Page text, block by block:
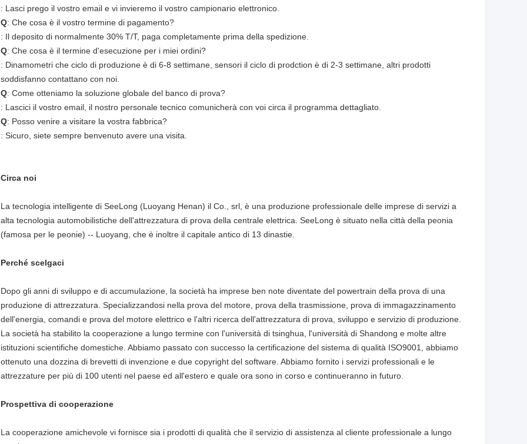
: Lasci prego il vostro email e vi invieremo il vostro campionario elettronico.
Q: Che cosa è il vostro termine di pagamento?
: Il deposito di normalmente 30% T/T, paga completamente prima della spedizione.
Q: Che cosa è il termine d'esecuzione per i miei ordini?
: Dinamometri che ciclo di produzione è di 6-8 settimane, sensori il ciclo di prodction è di 2-3 settimane, altri prodotti
soddisfanno contattano con noi.
Q: Come otteniamo la soluzione globale del banco di prova?
: Lascici il vostro email, il nostro personale tecnico comunicherà con voi circa il programma dettagliato.
Q: Posso venire a visitare la vostra fabbrica?
: Sicuro, siete sempre benvenuto avere una visita.
Circa noi
La tecnologia intelligente di SeeLong (Luoyang Henan) il Co., srl, è una produzione professionale delle imprese di servizi a
alta tecnologia automobilistiche dell'attrezzatura di prova della centrale elettrica. SeeLong è situato nella città della peonia
(famosa per le peonie) -- Luoyang, che è inoltre il capitale antico di 13 dinastie.
Perché scelgaci
Dopo gli anni di sviluppo e di accumulazione, la società ha imprese ben note diventate del powertrain della prova di una
produzione di attrezzatura. Specializzandosi nella prova del motore, prova della trasmissione, prova di immagazzinamento
dell'energia, comandi e prova del motore elettrico e l'altri ricerca dell'attrezzatura di prova, sviluppo e servizio di produzione.
La società ha stabilito la cooperazione a lungo termine con l'università di tsinghua, l'università di Shandong e molte altre
istituzioni scientifiche domestiche. Abbiamo passato con successo la certificazione del sistema di qualità ISO9001, abbiamo
ottenuto una dozzina di brevetti di invenzione e due copyright del software. Abbiamo fornito i servizi professionali e le
attrezzature per più di 100 utenti nel paese ed all'estero e quale ora sono in corso e continueranno in futuro.
Prospettiva di cooperazione
La cooperazione amichevole vi fornisce sia i prodotti di qualità che il servizio di assistenza al cliente professionale a lungo